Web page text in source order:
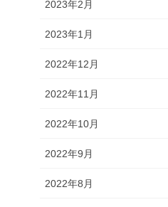
2023年2月
2023年1月
2022年12月
2022年11月
2022年10月
2022年9月
2022年8月